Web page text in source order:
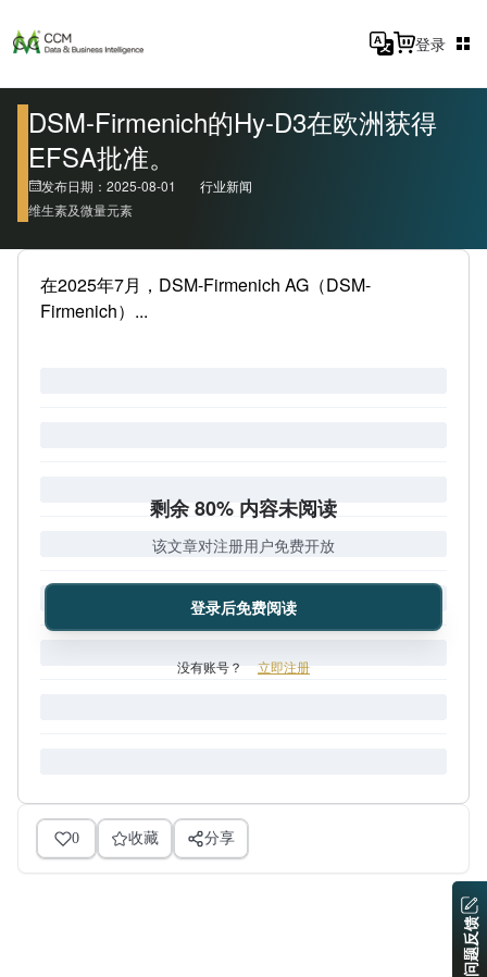
登录
DSM-Firmenich的Hy-D3在欧洲获得
EFSA批准。
发布日期：2025-08-01
行业新闻
维生素及微量元素
在2025年7月，DSM-Firmenich AG（DSM-
Firmenich）...
剩余 80% 内容未阅读
该文章对注册用户免费开放
登录后免费阅读
没有账号？ 立即注册
0 收藏 分享
问题反馈